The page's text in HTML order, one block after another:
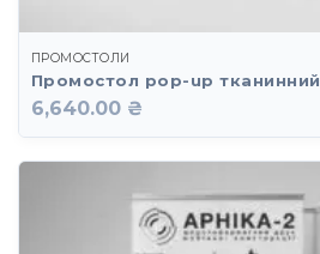
ПРОМОСТОЛИ
Промостол pop-up тканинний
6,640.00 ₴